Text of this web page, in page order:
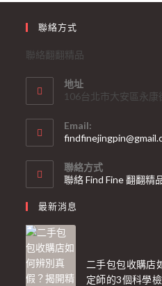
聯絡方式
聯絡翻翻精品
地址
106台北市大安區永康
Email:
聯絡方式
聯絡 Find Fine 翻翻精
最新消息
二手包包收購店
定師的3個科學